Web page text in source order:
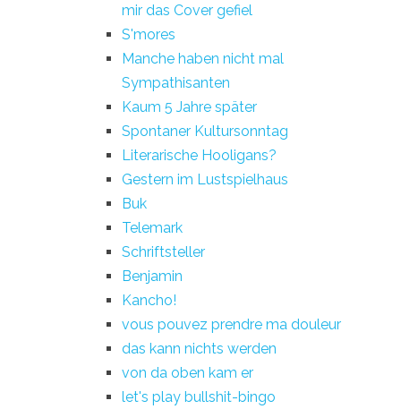
mir das Cover gefiel
S'mores
Manche haben nicht mal
Sympathisanten
Kaum 5 Jahre später
Spontaner Kultursonntag
Literarische Hooligans?
Gestern im Lustspielhaus
Buk
Telemark
Schriftsteller
Benjamin
Kancho!
vous pouvez prendre ma douleur
das kann nichts werden
von da oben kam er
let's play bullshit-bingo